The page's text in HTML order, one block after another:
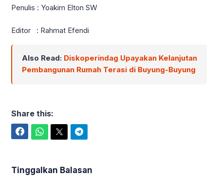
Penulis : Yoakim Elton SW
Editor : Rahmat Efendi
Also Read: Diskoperindag Upayakan Kelanjutan
Pembangunan Rumah Terasi di Buyung-Buyung
Share this:
Tinggalkan Balasan